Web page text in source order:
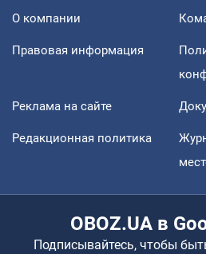
О компании
Правовая информация
Реклама на сайте
Редакционная политика
OBOZ.UA в
Подписывайтесь, чтобы